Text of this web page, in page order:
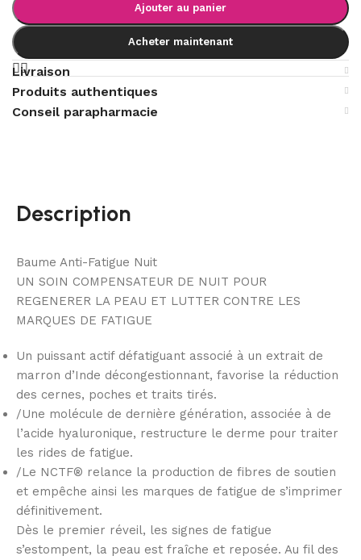
Ajouter au panier
Acheter maintenant
Livraison
Produits authentiques
Conseil parapharmacie
Description
Baume Anti-Fatigue Nuit
UN SOIN COMPENSATEUR DE NUIT POUR
REGENERER LA PEAU ET LUTTER CONTRE LES
MARQUES DE FATIGUE
Un puissant actif défatiguant associé à un extrait de
marron d’Inde décongestionnant, favorise la réduction
des cernes, poches et traits tirés.
/Une molécule de dernière génération, associée à de
l’acide hyaluronique, restructure le derme pour traiter
les rides de fatigue.
/Le NCTF® relance la production de fibres de soutien
et empêche ainsi les marques de fatigue de s’imprimer
définitivement.
Dès le premier réveil, les signes de fatigue
s’estompent, la peau est fraîche et reposée. Au fil des